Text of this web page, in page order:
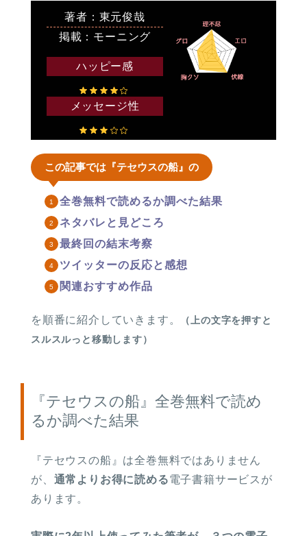
著者：東元俊哉
掲載：モーニング
ハッピー感
メッセージ性
この記事では『テセウスの船』の
全巻無料で読めるか調べた結果
ネタバレと見どころ
最終回の結末考察
ツイッターの反応と感想
関連おすすめ作品
を順番に紹介していきます。
（上の文字を押すと
スルスルっと移動します）
『テセウスの船』全巻無料で読め
るか調べた結果
『テセウスの船』は全巻無料ではありません
が、 通常よりお得に読める電子書籍サービスが
あります。